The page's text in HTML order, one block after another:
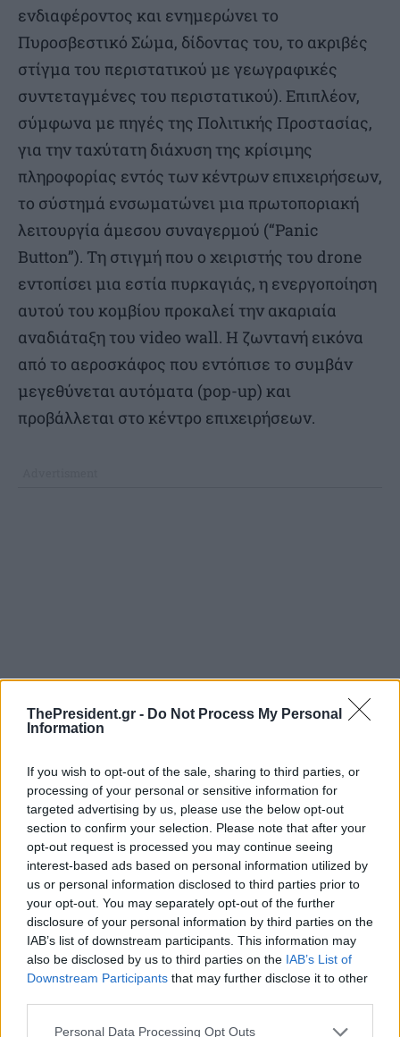
ThePresident.gr - Do Not Process My Personal
Information
If you wish to opt-out of the sale, sharing to third parties, or
processing of your personal or sensitive information for
targeted advertising by us, please use the below opt-out
section to confirm your selection. Please note that after your
opt-out request is processed you may continue seeing
interest-based ads based on personal information utilized by
us or personal information disclosed to third parties prior to
your opt-out. You may separately opt-out of the further
disclosure of your personal information by third parties on the
IAB’s list of downstream participants. This information may
also be disclosed by us to third parties on the IAB’s List of
Downstream Participants that may further disclose it to other
Personal Data Processing Opt Outs
ενδιαφέροντος και ενημερώνει το
Πυροσβεστικό Σώμα, δίδοντας του, το ακριβές
στίγμα του περιστατικού με γεωγραφικές
συντεταγμένες του περιστατικού). Επιπλέον,
σύμφωνα με πηγές της Πολιτικής Προστασίας,
για την ταχύτατη διάχυση της κρίσιμης
πληροφορίας εντός των κέντρων επιχειρήσεων,
το σύστημά ενσωματώνει μια πρωτοποριακή
λειτουργία άμεσου συναγερμού (“Panic
Button”). Τη στιγμή που ο χειριστής του drone
εντοπίσει μια εστία πυρκαγιάς, η ενεργοποίηση
αυτού του κομβίου προκαλεί την ακαριαία
αναδιάταξη του video wall. Η ζωντανή εικόνα
από το αεροσκάφος που εντόπισε το συμβάν
μεγεθύνεται αυτόματα (pop-up) και
προβάλλεται στο κέντρο επιχειρήσεων.